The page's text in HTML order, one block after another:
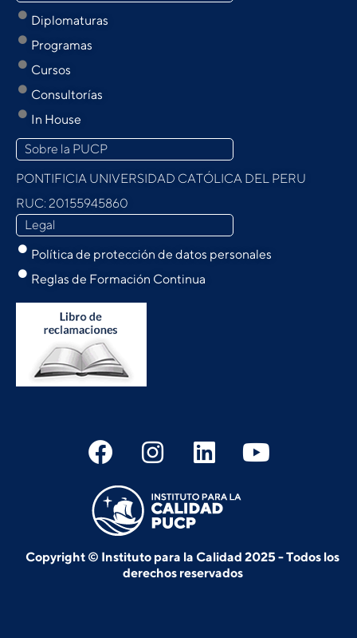
Diplomaturas
Programas
Cursos
Consultorías
In House
Sobre la PUCP
PONTIFICIA UNIVERSIDAD CATÓLICA DEL PERU
RUC: 20155945860
Legal
Política de protección de datos personales
Reglas de Formación Continua
Copyright © Instituto para la Calidad 2025 - Todos los
derechos reservados